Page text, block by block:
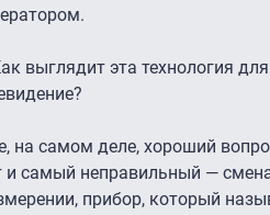
выглядит эта технология
на самом деле, хороший
и самый неправильный —
прибор, который